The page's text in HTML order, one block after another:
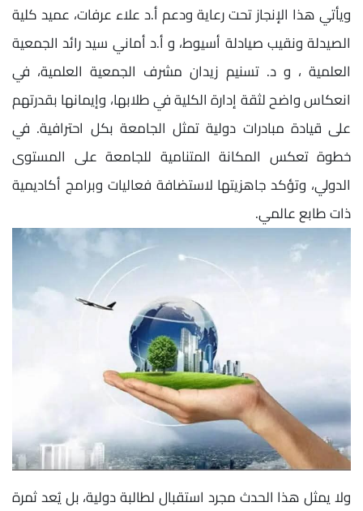
ويأتي هذا الإنجاز تحت رعاية ودعم أ.د علاء عرفات، عميد كلية
الصيدلة ونقيب صيادلة أسيوط، و أ.د أماني سيد رائد الجمعية
العلمية ، و د. تسنيم زيدان مشرف الجمعية العلمية، في
انعكاس واضح لثقة إدارة الكلية في طلابها، وإيمانها بقدرتهم
على قيادة مبادرات دولية تمثل الجامعة بكل احترافية. في
خطوة تعكس المكانة المتنامية للجامعة على المستوى
الدولي، وتؤكد جاهزيتها لاستضافة فعاليات وبرامج أكاديمية
ذات طابع عالمي.
ولا يمثل هذا الحدث مجرد استقبال لطالبة دولية، بل يُعد ثمرة